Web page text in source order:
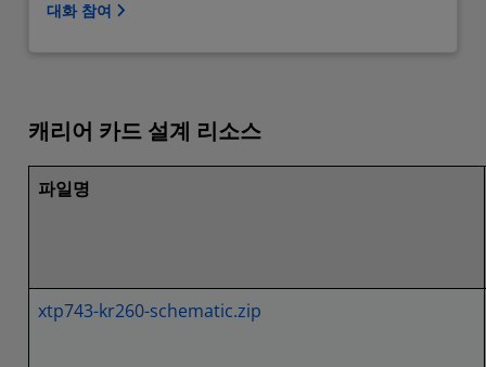
대화 참여
캐리어 카드 설계 리소스
파일명
xtp743-kr260-schematic.zip